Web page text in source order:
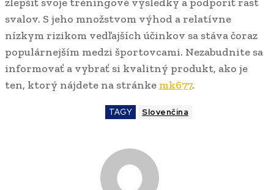
svalov. S jeho množstvom výhod a relatívne
nízkym rizikom vedľajších účinkov sa stáva čoraz
populárnejším medzi športovcami. Nezabudnite sa
informovať a vybrať si kvalitný produkt, ako je
ten, ktorý nájdete na stránke mk677.
TAGY Slovenčina